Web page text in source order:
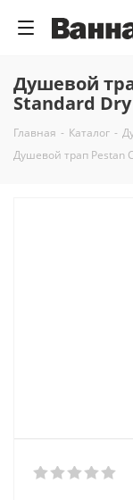
Душевой
Standard
Главная - Каталог -
Душевой трап Pestan